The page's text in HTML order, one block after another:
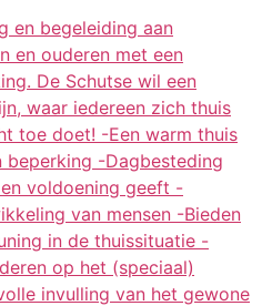
en begeleiding aan
en ouderen met een
De Schutse wil een
waar iedereen zich thuis
toe doet! -Een warm thuis
beperking -Dagbesteding
voldoening geeft -
van mensen -Bieden
in de thuissituatie -
op het (speciaal)
invulling van het gewone